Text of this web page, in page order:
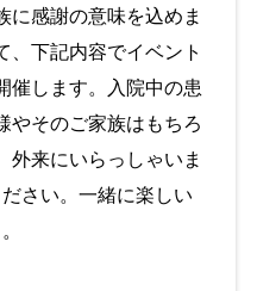
に感謝の意味を込めま
、下記内容でイベント
催します。入院中の患
やそのご家族はもちろ
外来にいらっしゃいま
さい。一緒に楽しい